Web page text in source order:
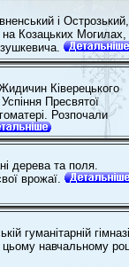
і Острозький,
на Козацьких Могилах,
Ківерецького
Пресвятої
Розпочали
дерева та поля.
врожаї.
гуманітарній
цьому навчальному